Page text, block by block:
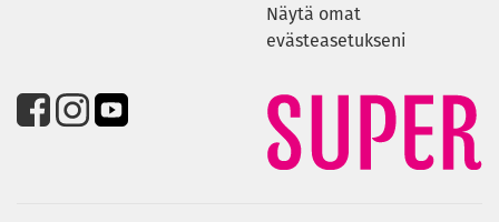
Näytä omat
evästeasetukseni